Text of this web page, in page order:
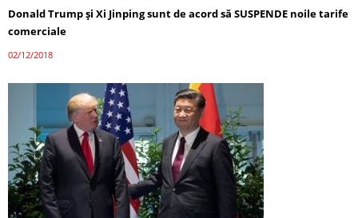
Donald Trump şi Xi Jinping sunt de acord să SUSPENDE noile tarife
comerciale
02/12/2018